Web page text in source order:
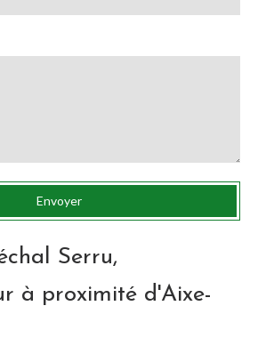
Envoyer
Serru,
à proximité d'Aixe-